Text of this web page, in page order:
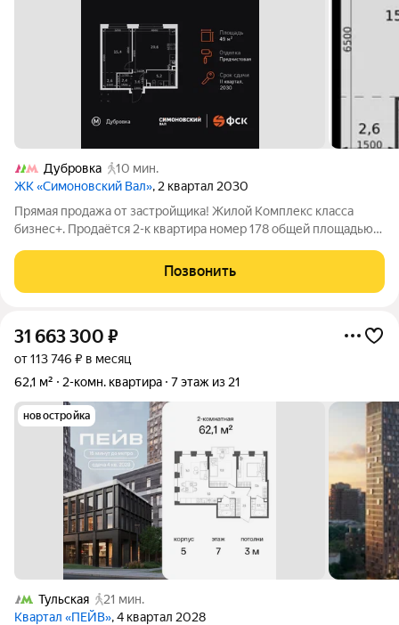
Дубровка
10 мин.
ЖК «Симоновский Вал», 2 квартал 2030
Прямая продажа от застройщика! Жилой Комплекс класса
бизнес+. Продаётся 2-к квартира номер 178 общей площадью
отделка. - Мастер-зона с гардеробной. Просторное место для
отдыха и удобного
Позвонить
31 663 300 ₽
от 113 746 ₽ в месяц
62,1 м²
2-комн. квартира 7 этаж из 21
новостройка
Тульская
21 мин.
Квартал «ПЕЙВ», 4 квартал 2028